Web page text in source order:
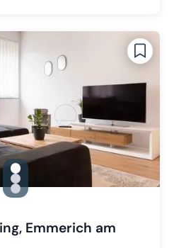
gallery.slide_selector
Zu Slide 1 wechseln
Zu Slide 2 wechseln
Zu Slide 3 wechseln
Emmerich am